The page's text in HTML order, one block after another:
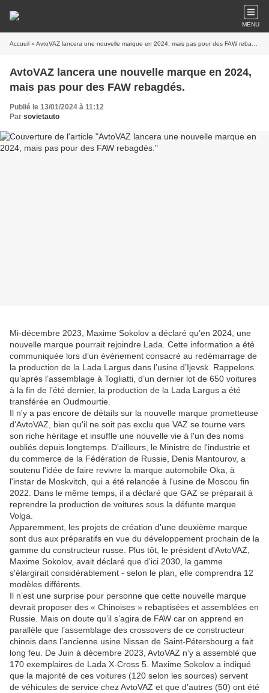
MENU
Accueil » AvtoVAZ lancera une nouvelle marque en 2024, mais pas pour des FAW rebagdés.
AvtoVAZ lancera une nouvelle marque en 2024,
mais pas pour des FAW rebagdés.
Publié le 13/01/2024 à 11:12
Par sovietauto
Mi-décembre 2023, Maxime Sokolov a déclaré qu’en 2024, une
nouvelle marque pourrait rejoindre Lada. Cette information a été
communiquée lors d’un évènement consacré au redémarrage de
la production de la Lada Largus dans l’usine d’Ijevsk. Rappelons
qu’après l’assemblage à Togliatti, d’un dernier lot de 650 voitures
à la fin de l’été dernier, la production de la Lada Largus a été
transférée en Oudmourtie.
Il n'y a pas encore de détails sur la nouvelle marque prometteuse
d'AvtoVAZ, bien qu'il ne soit pas exclu que VAZ se tourne vers
son riche héritage et insuffle une nouvelle vie à l'un des noms
oubliés depuis longtemps. D'ailleurs, le Ministre de l'industrie et
du commerce de la Fédération de Russie, Denis Mantourov, a
soutenu l'idée de faire revivre la marque automobile Oka, à
l'instar de Moskvitch, qui a été relancée à l'usine de Moscou fin
2022. Dans le même temps, il a déclaré que GAZ se préparait à
reprendre la production de voitures sous la défunte marque
Volga.
Apparemment, les projets de création d'une deuxième marque
sont dus aux préparatifs en vue du développement prochain de la
gamme du constructeur russe. Plus tôt, le président d'AvtoVAZ,
Maxime Sokolov, avait déclaré que d'ici 2030, la gamme
s'élargirait considérablement - selon le plan, elle comprendra 12
modèles différents.
Il n’est une surprise pour personne que cette nouvelle marque
devrait proposer des « Chinoises » rebaptisées et assemblées en
Russie. Mais on doute qu’il s’agira de FAW car on apprend en
parallèle que l’assemblage des crossovers de ce constructeur
chinois dans l’ancienne usine Nissan de Saint-Pétersbourg a fait
long feu. De Juin à décembre 2023, AvtoVAZ n’y a assemblé que
170 exemplaires de Lada X-Cross 5. Maxime Sokolov a indiqué
que la majorité de ces voitures (120 selon les sources) servent
de véhicules de service chez AvtoVAZ et que d’autres (50) ont été